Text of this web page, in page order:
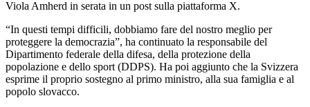
Viola Amherd in serata in un post sulla piattaforma X.
“In questi tempi difficili, dobbiamo fare del nostro meglio per
proteggere la democrazia”, ha continuato la responsabile del
Dipartimento federale della difesa, della protezione della
popolazione e dello sport (DDPS). Ha poi aggiunto che la Svizzera
esprime il proprio sostegno al primo ministro, alla sua famiglia e al
popolo slovacco.